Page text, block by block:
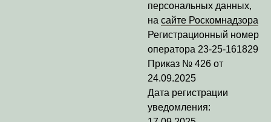
персональных данных,
на сайте Роскомнадзора
Регистрационный номер
оператора 23-25-161829
Приказ № 426 от
24.09.2025
Дата регистрации
уведомления: